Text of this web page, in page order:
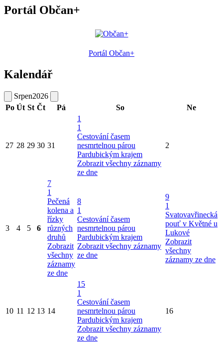
Portál Občan+
Portál Občan+
Kalendář
Srpen2026
Po Út St Čt Pá So Ne
27 28 29 30 31
1
1
Cestování časem
nesmrtelnou párou
Pardubickým krajem
Zobrazit všechny záznamy
ze dne
2
3 4 5 6
7
1
Pečená
kolena a
řízky
různých
druhů
Zobrazit
všechny
záznamy
ze dne
8
1
Cestování časem
nesmrtelnou párou
Pardubickým krajem
Zobrazit všechny záznamy
ze dne
9
1
Svatovavřinecká
pouť v Květné u
Lukové
Zobrazit
všechny
záznamy ze dne
10 11 12 13 14
15
1
Cestování časem
nesmrtelnou párou
Pardubickým krajem
Zobrazit všechny záznamy
ze dne
16